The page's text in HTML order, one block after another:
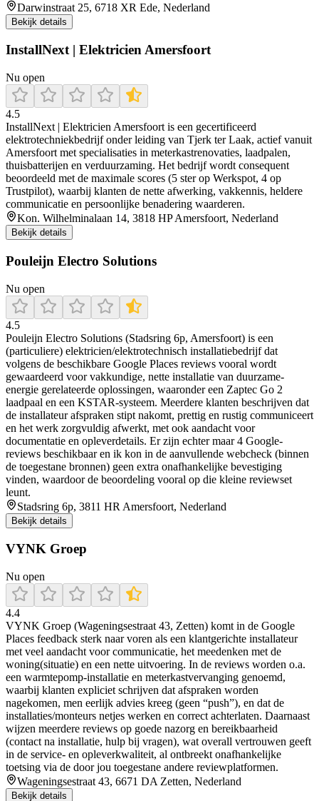
Darwinstraat 25, 6718 XR Ede, Nederland
Bekijk details
InstallNext | Elektricien Amersfoort
Nu open
4.5
InstallNext | Elektricien Amersfoort is een gecertificeerd
elektrotechniekbedrijf onder leiding van Tjerk ter Laak, actief vanuit
Amersfoort met specialisaties in meterkastrenovaties, laadpalen,
thuisbatterijen en verduurzaming. Het bedrijf wordt consequent
beoordeeld met de maximale scores (5 ster op Werkspot, 4 op
Trustpilot), waarbij klanten de nette afwerking, vakkennis, heldere
communicatie en persoonlijke benadering waarderen.
Kon. Wilhelminalaan 14, 3818 HP Amersfoort, Nederland
Bekijk details
Pouleijn Electro Solutions
Nu open
4.5
Pouleijn Electro Solutions (Stadsring 6p, Amersfoort) is een
(particuliere) elektricien/elektrotechnisch installatiebedrijf dat
volgens de beschikbare Google Places reviews vooral wordt
gewaardeerd voor vakkundige, nette installatie van duurzame-
energie gerelateerde oplossingen, waaronder een Zaptec Go 2
laadpaal en een KSTAR-systeem. Meerdere klanten beschrijven dat
de installateur afspraken stipt nakomt, prettig en rustig communiceert
en het werk zorgvuldig afwerkt, met ook aandacht voor
documentatie en opleverdetails. Er zijn echter maar 4 Google-
reviews beschikbaar en ik kon in de aanvullende webcheck (binnen
de toegestane bronnen) geen extra onafhankelijke bevestiging
vinden, waardoor de beoordeling vooral op die kleine reviewset
leunt.
Stadsring 6p, 3811 HR Amersfoort, Nederland
Bekijk details
VYNK Groep
Nu open
4.4
VYNK Groep (Wageningsestraat 43, Zetten) komt in de Google
Places feedback sterk naar voren als een klantgerichte installateur
met veel aandacht voor communicatie, het meedenken met de
woning(situatie) en een nette uitvoering. In de reviews worden o.a.
een warmtepomp-installatie en meterkastvervanging genoemd,
waarbij klanten expliciet schrijven dat afspraken worden
nagekomen, men eerlijk advies kreeg (geen “push”), en dat de
installaties/monteurs netjes werken en correct achterlaten. Daarnaast
wijzen meerdere reviews op goede nazorg en bereikbaarheid
(contact na installatie, hulp bij vragen), wat overall vertrouwen geeft
in de service- en opleverkwaliteit, al ontbreekt onafhankelijke
toetsing via de door jou toegestane andere reviewplatformen.
Wageningsestraat 43, 6671 DA Zetten, Nederland
Bekijk details